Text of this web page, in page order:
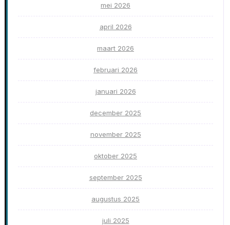
mei 2026
april 2026
maart 2026
februari 2026
januari 2026
december 2025
november 2025
oktober 2025
september 2025
augustus 2025
juli 2025